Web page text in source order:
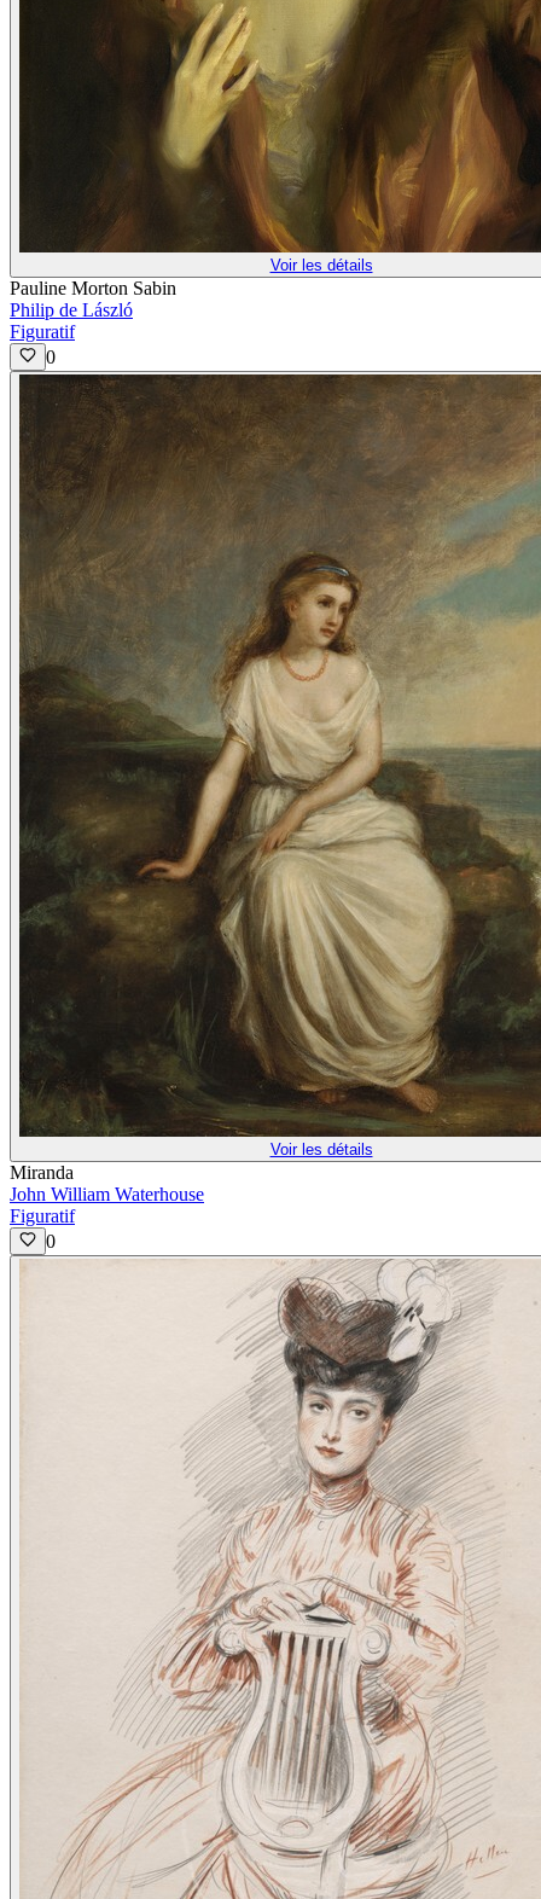
Voir les détails
Pauline Morton Sabin
Philip de László
Figuratif
0
Voir les détails
Miranda
John William Waterhouse
Figuratif
0